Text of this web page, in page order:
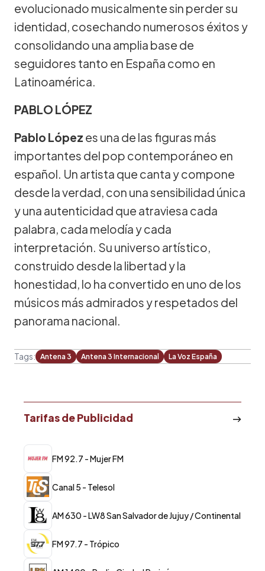
evolucionado musicalmente sin perder su
identidad, cosechando numerosos éxitos y
consolidando una amplia base de
seguidores tanto en España como en
Latinoamérica.
PABLO LÓPEZ
Pablo López es una de las figuras más
importantes del pop contemporáneo en
español. Un artista que canta y compone
desde la verdad, con una sensibilidad única
y una autenticidad que atraviesa cada
palabra, cada melodía y cada
interpretación. Su universo artístico,
construido desde la libertad y la
honestidad, lo ha convertido en uno de los
músicos más admirados y respetados del
panorama nacional.
Tags: Antena 3 Antena 3 Internacional La Voz España
Tarifas de Publicidad
FM 92.7 - Mujer FM
Canal 5 - Telesol
AM 630 - LW8 San Salvador de Jujuy / Continental
FM 97.7 - Trópico